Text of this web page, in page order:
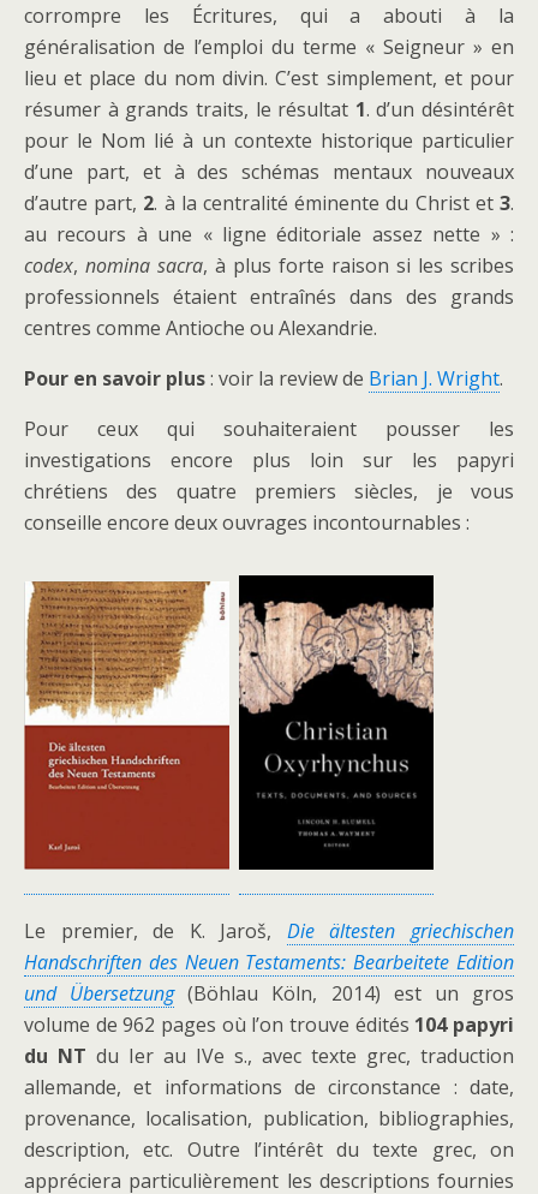
corrompre les Écritures, qui a abouti à la
généralisation de l’emploi du terme « Seigneur » en
lieu et place du nom divin. C’est simplement, et pour
résumer à grands traits, le résultat 1. d’un désintérêt
pour le Nom lié à un contexte historique particulier
d’une part, et à des schémas mentaux nouveaux
d’autre part, 2. à la centralité éminente du Christ et3.
au recours à une « ligne éditoriale assez nette » :
codex, nomina sacra, à plus forte raison si les scribes
professionnels étaient entraînés dans des grands
centres comme Antioche ou Alexandrie.
Pour en savoir plus: voir la review de Brian J. Wright.
Pour ceux qui souhaiteraient pousser les
investigations encore plus loin sur les papyri
chrétiens des quatre premiers siècles, je vous
conseille encore deux ouvrages incontournables :
Le premier, de K. Jaroš, Die ältesten griechischen
Handschriften des Neuen Testaments: Bearbeitete Edition
und Übersetzung(Böhlau Köln, 2014) est un gros
volume de 962 pages où l’on trouve édités 104 papyri
du NT du Ier au IVe s., avec texte grec, traduction
allemande, et informations de circonstance : date,
provenance, localisation, publication, bibliographies,
description, etc. Outre l’intérêt du texte grec, on
appréciera particulièrement les descriptions fournies